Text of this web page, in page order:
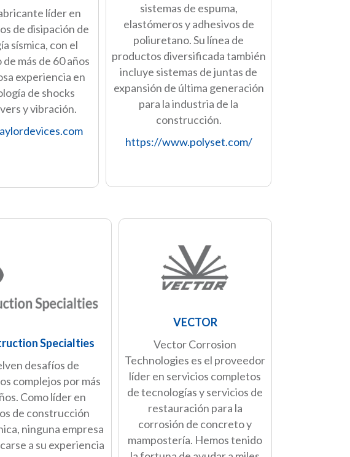
líder en
de disipación de
sísmica, con el
más de 60 años
experiencia en
de shocks
y vibración.
sistemas de espuma,
elastómeros y adhesivos de
poliuretano. Su línea de
productos diversificada también
incluye sistemas de juntas de
expansión de última generación
para la industria de la
construcción.
https://www.polyset.com/
Specialties
desafíos de
complejos por más
Como líder en
de construcción
ninguna empresa
a su experiencia
VECTOR
Vector Corrosion
Technologies es el proveedor
líder en servicios completos
de tecnologías y servicios de
restauración para la
corrosión de concreto y
mampostería. Hemos tenido